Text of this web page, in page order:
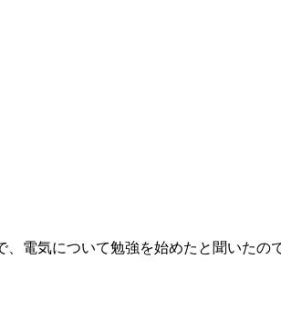
電気について勉強を始めたと聞いた